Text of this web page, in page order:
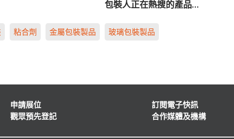
包裝人正在熱搜的產品…
粘合劑 金屬包裝製品 玻璃包裝製品
申請展位
觀眾預先登記
訂閱電子快訊
合作媒體及機構